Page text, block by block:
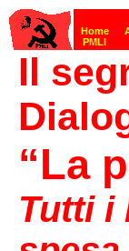
Il
“La
Tutti i